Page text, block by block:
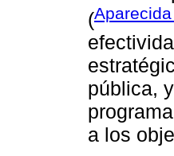
(
pública,
a los